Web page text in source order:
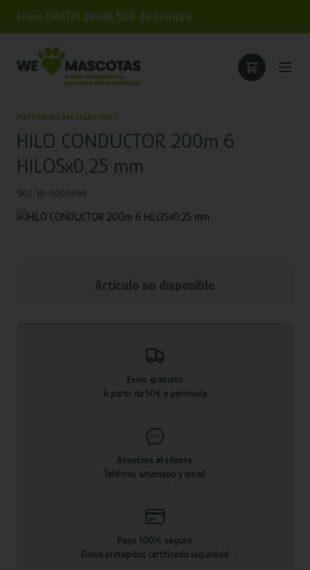
Envío GRATIS desde 50€ de compra
MATERIALES INSTALACIONES
HILO CONDUCTOR 200m 6
HILOSx0,25 mm
SKU: 10-0000694
Articulo no disponible
Envío gratuito
A partir de 50€ a península
Atención al cliente
Teléfono, whatsapp y email
Pago 100% seguro
Datos protegidos certificado seguridad